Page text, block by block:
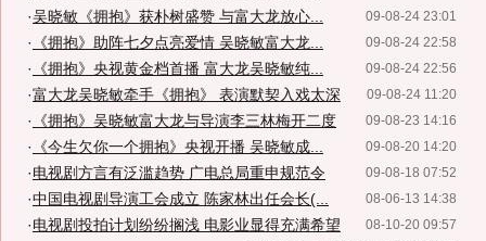
09-08-24 23:01
·吴晓敏《拥抱》获朴树盛赞 与富大龙放心...
09-08-24 22:58
· 《拥抱》助阵七夕点亮爱情 吴晓敏富大龙...
09-08-24 22:56
· 《拥抱》央视黄金档首播 富大龙吴晓敏纯...
09-08-24 11:20
·富大龙吴晓敏牵手《拥抱》 表演默契入戏太深
09-08-23 14:16
· 《拥抱》吴晓敏富大龙与导演李三林梅开二度
09-08-20 14:20
· 《今生欠你一个拥抱》央视开播 吴晓敏成...
09-08-18 07:52
·电视剧方言有泛滥趋势 广电总局重申规范令
08-06-13 14:38
·中国电视剧导演工会成立 陈家林出任会长(...
08-10-20 09:57
·电视剧投拍计划纷纷搁浅 电影业显得充满希望